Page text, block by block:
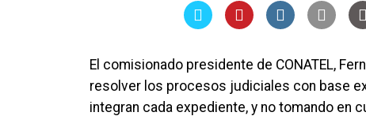
El comisionado presidente de CONATEL,
resolver los procesos judiciales con base
integran cada expediente, y no tomando